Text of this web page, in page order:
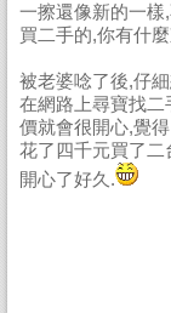
一擦還像新的一
買二手的,你有什
被老婆唸了後,仔
在網路上尋寶找
價就會很開心,覺
花了四千元買了
開心了好久.